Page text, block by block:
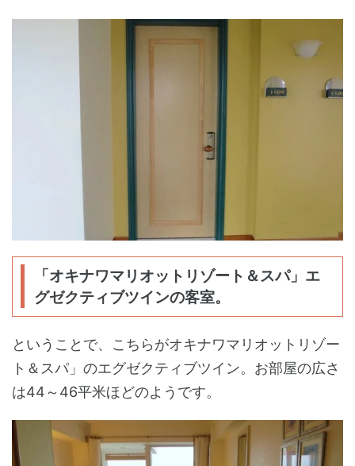
「オキナワマリオットリゾート＆スパ」エ
グゼクティブツインの客室。
ということで、こちらがオキナワマリオットリゾー
ト＆スパ」のエグゼクティブツイン。お部屋の広さ
は44～46平米ほどのようです。